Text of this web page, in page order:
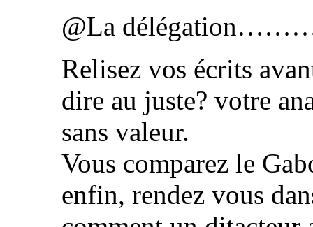
@La
Relisez vos écrits
dire au juste? votre
sans valeur.
Vous comparez le
enfin, rendez vous